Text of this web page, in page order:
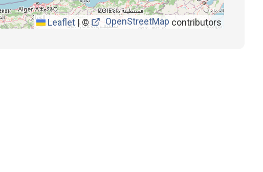
Leaflet |© OpenStreetMap contributors